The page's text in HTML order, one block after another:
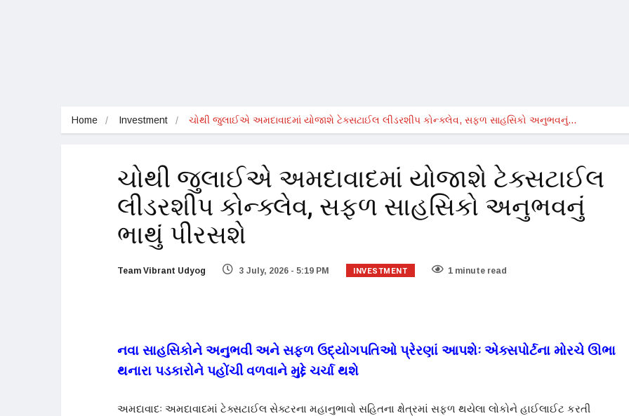
Home Investment ચોથી જુલાઈએ અમદાવાદમાં યોજાશે ટેક્સટાઈલ લીડરશીપ કોન્ક્લેવ, સફળ સાહસિકો અનુભવનું…
ચોથી જુલાઈએ અમદાવાદમાં યોજાશે ટેક્સટાઈલ
લીડરશીપ કોન્ક્લેવ, સફળ સાહસિકો અનુભવનું
ભાથું પીરસશે
Team Vibrant Udyog 3 July, 2026 - 5:19 PM INVESTMENT 1 minute read
નવા સાહસિકોને અનુભવી અને સફળ ઉદ્યોગપતિઓ પ્રેરણાં આપશેઃ એક્સપોર્ટના મોરચે ઊભા
થનારા પડકારોને પહોંચી વળવાને મુદ્દે ચર્ચા થશે
અમદાવાદઃ અમદાવાદમાં ટેક્સટાઈલ સેક્ટરના મહાનુભાવો સહિતના ક્ષેત્રમાં સફળ થયેલા લોકોને હાઈલાઈટ કરતી